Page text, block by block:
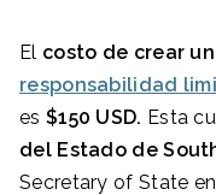
El costo de crear
responsabilidad
es $150 USD. Esta
del Estado de
Secretary of State